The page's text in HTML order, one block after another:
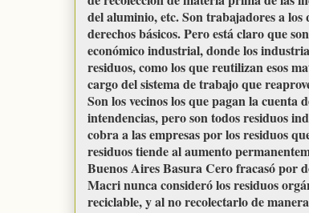
del aluminio, etc. Son trabajadores a los
derechos básicos. Pero está claro que
económico industrial, donde los
residuos, como los que reutilizan esos
cargo del sistema de trabajo que
Son los vecinos los que pagan la cuenta
intendencias, pero son todos residuos
cobra a las empresas por los residuos
residuos tiende al aumento
Buenos Aires Basura Cero fracasó por
Macri nunca consideró los residuos
reciclable, y al no recolectarlo de